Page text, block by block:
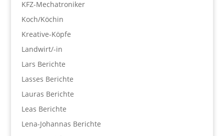
KFZ-Mechatroniker
Koch/Köchin
Kreative-Köpfe
Landwirt/-in
Lars Berichte
Lasses Berichte
Lauras Berichte
Leas Berichte
Lena-Johannas Berichte